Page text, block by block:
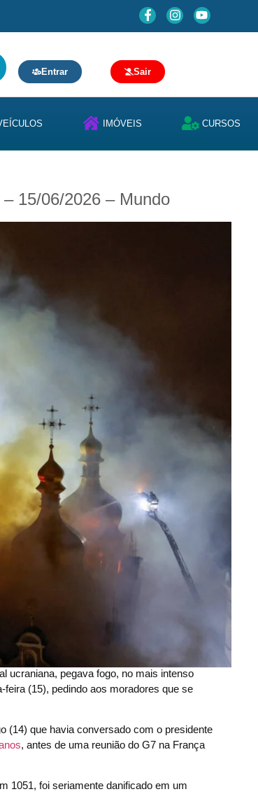
Entrar Sair
IMÓVEIS CURSOS
15/06/2026 – Mundo
ucraniana, pegava fogo, no mais intenso
(15), pedindo aos moradores que se
(14) que havia conversado com o presidente
, antes de uma reunião do G7 na França
1051, foi seriamente danificado em um